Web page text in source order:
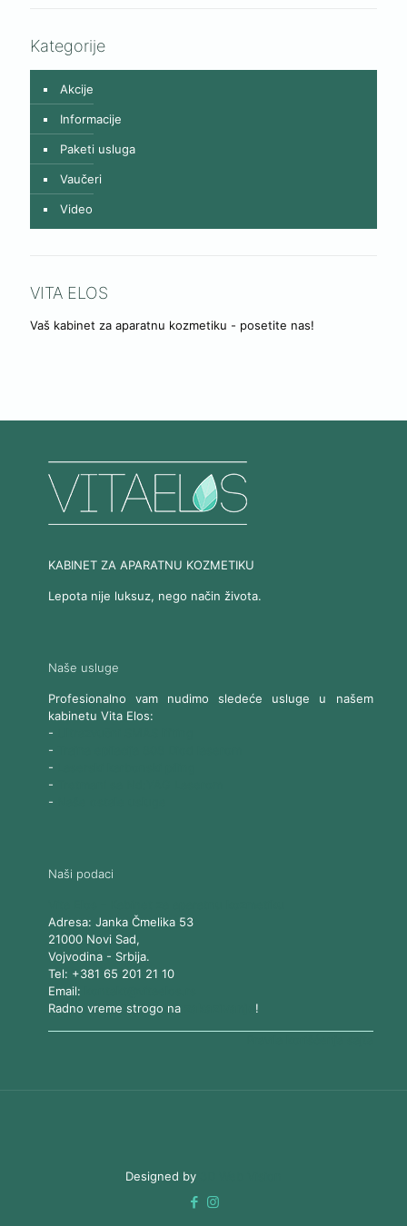
Kategorije
Akcije
Informacije
Paketi usluga
Vaučeri
Video
VITA ELOS
Vaš kabinet za aparatnu kozmetiku - posetite nas!
KABINET ZA APARATNU KOZMETIKU
Lepota nije luksuz, nego način života.
Naše usluge
Profesionalno vam nudimo sledeće usluge u našem
kabinetu Vita Elos:
-
-
-
-
-
Naši podaci
Adresa: Janka Čmelika 53
21000 Novi Sad,
Vojvodina- Srbija.
Tel: +381 65 201 21 10
Email:
Radno vreme strogo na
!
Designed by